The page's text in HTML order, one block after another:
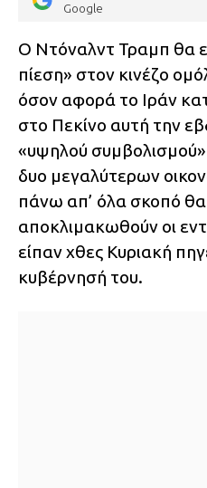
Google
Ο Ντόναλντ Τραμπ θα
πίεση» στον κινέζο
όσον αφορά το Ιράν
στο Πεκίνο αυτή την
«υψηλού
δυο μεγαλύτερων
πάνω απ’ όλα σκοπό θα
αποκλιμακωθούν οι
είπαν χθες Κυριακή
κυβέρνησή του.